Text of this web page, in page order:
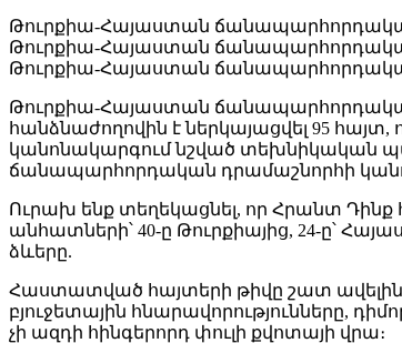
Թուրքիա-Հայաստան ճանապարհորդական
Թուրքիա-Հայաստան ճանապարհորդական
Թուրքիա-Հայաստան ճանապարհորդական
Թուրքիա-Հայաստան ճանապարհորդական
հանձնաժողովին է ներկայացվել 95
կանոնակարգում նշված տեխնիկական
ճանապարհորդական դրամաշնորհի
Ուրախ ենք տեղեկացնել, որ Հրանտ
անհատների՝ 40-ը Թուրքիայից, 24-ը՝
ձևերը.
Հաստատված հայտերի թիվը շատ
բյուջետային հնարավորությունները,
չի ազդի հինգերորդ փուլի քվոտայի վրա։